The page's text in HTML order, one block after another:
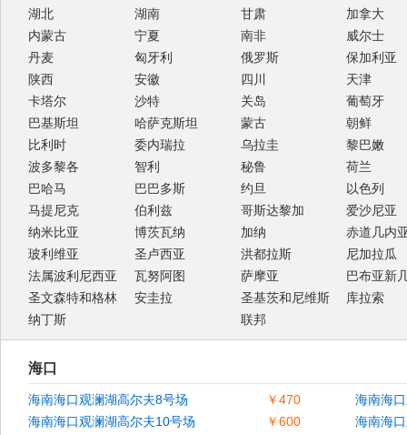
湖北
湖南 甘肃
加拿大
内蒙古
宁夏 南非
威尔士
丹麦
匈牙利 俄罗斯
保加利亚
陕西
安徽 四川
天津
卡塔尔
沙特 关岛
葡萄牙
巴基斯坦
哈萨克斯坦 蒙古
朝鲜
比利时
委内瑞拉 乌拉圭
黎巴嫩
波多黎各
智利 秘鲁
荷兰
巴哈马
巴巴多斯 约旦
以色列
马提尼克
伯利兹 哥斯达黎加
爱沙尼亚
纳米比亚
博茨瓦纳 加纳
赤道几内
玻利维亚
圣卢西亚 洪都拉斯
尼加拉瓜
法属波利尼西亚
瓦努阿图 萨摩亚
巴布亚新
圣文森特和格林
纳丁斯
安圭拉
圣基茨和尼维斯
联邦
库拉索
海口
￥470
海南海口观澜湖高尔夫8号场
海南海
￥600
海南海口观澜湖高尔夫10号场
海南海